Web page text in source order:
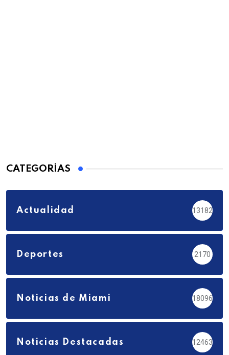
CATEGORÍAS
Actualidad 13182
Deportes 2170
Noticias de Miami 18096
Noticias Destacadas 12463